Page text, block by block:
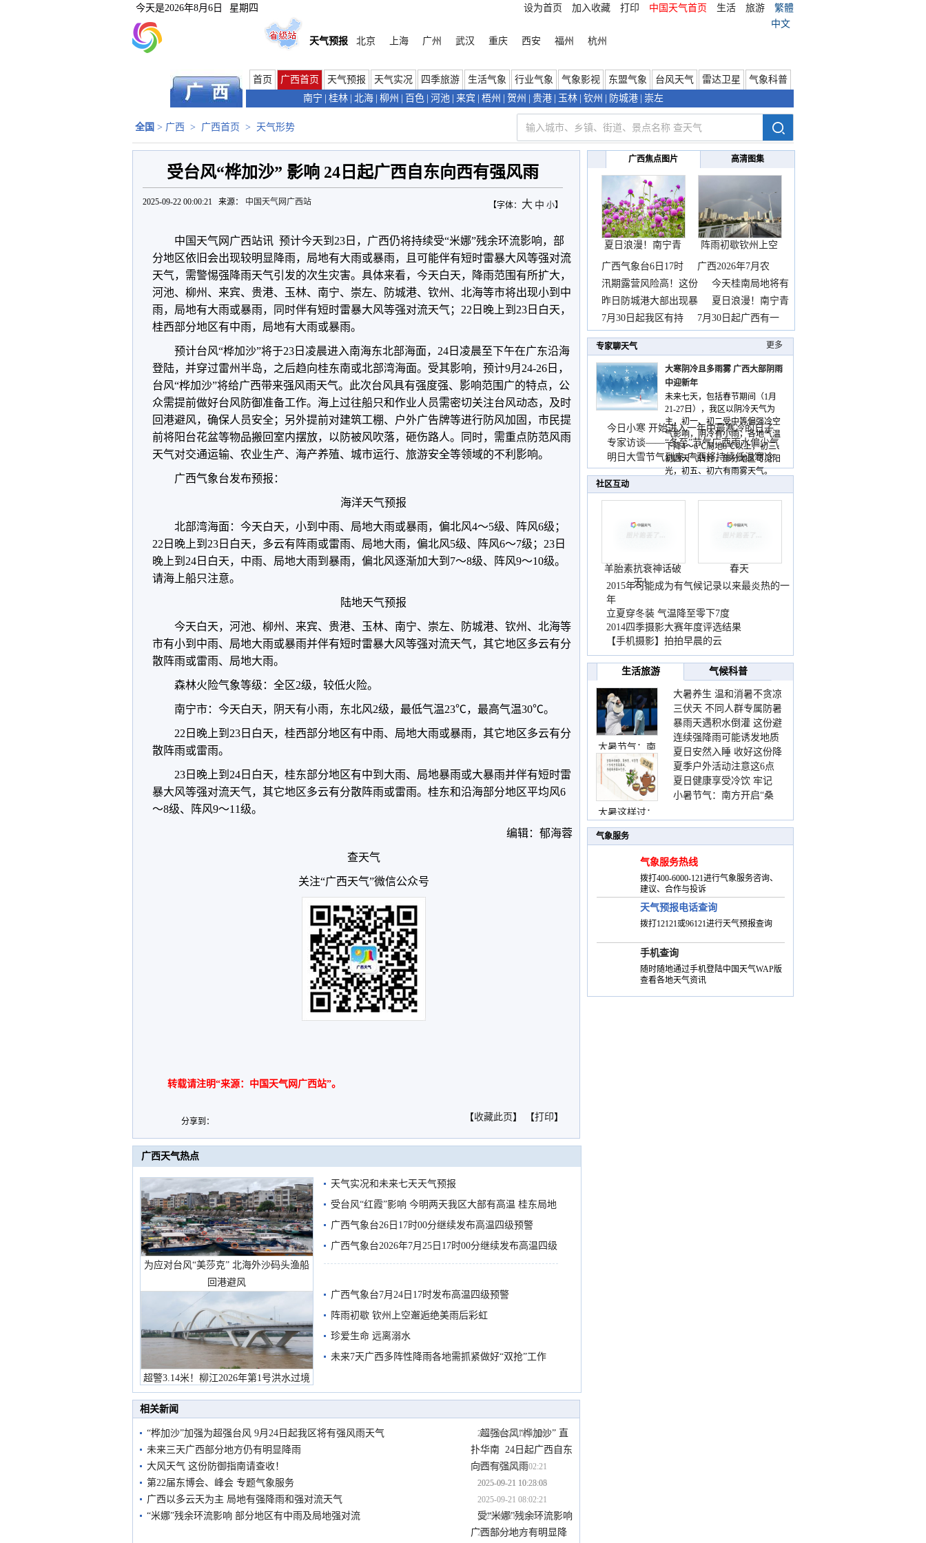
今天是2026年8月6日 星期四 设为首页 加入收藏 打印 中国天气首页 生活 旅游
繁體
中文
天气预报
北京 上海 广州 武汉 重庆 西安 福州 杭州
首页 广西首页 天气预报 天气实况 四季旅游 生活气象 行业气象 气象影视 东盟气象 台风天气 雷达卫星
气象科普
南宁
桂林 北海 柳州 百色 河池 来宾 梧州 贺州 贵港 玉林 钦州 防城港 崇左
全国 > 广西 > 广西首页 > 天气形势
受台风“桦加沙” 影响 24日起广西自东向西有强风雨
【字体： 大 中 小】
2025-09-22 00:00:21 来源： 中国天气网广西站
中国天气网广西站讯 预计今天到23日，广西仍将持续受“米娜”残余环流影响，部
分地区依旧会出现较明显降雨，局地有大雨或暴雨，且可能伴有短时雷暴大风等强对流
天气，需警惕强降雨天气引发的次生灾害。具体来看，今天白天，降雨范围有所扩大，
河池、柳州、来宾、贵港、玉林、南宁、崇左、防城港、钦州、北海等市将出现小到中
雨，局地有大雨或暴雨，同时伴有短时雷暴大风等强对流天气；22日晚上到23日白天，
桂西部分地区有中雨，局地有大雨或暴雨。
预计台风“桦加沙”将于23日凌晨进入南海东北部海面，24日凌晨至下午在广东沿海
登陆，并穿过雷州半岛，之后趋向桂东南或北部湾海面。受其影响，预计9月24-26日，
台风“桦加沙”将给广西带来强风雨天气。此次台风具有强度强、影响范围广的特点，公
众需提前做好台风防御准备工作。海上过往船只和作业人员需密切关注台风动态，及时
回港避风，确保人员安全；另外提前对建筑工棚、户外广告牌等进行防风加固，市民提
前将阳台花盆等物品搬回室内摆放，以防被风吹落，砸伤路人。同时，需重点防范风雨
天气对交通运输、农业生产、海产养殖、城市运行、旅游安全等领域的不利影响。
广西气象台发布预报：
海洋天气预报
北部湾海面：今天白天，小到中雨、局地大雨或暴雨，偏北风4～5级、阵风6级；
22日晚上到23日白天，多云有阵雨或雷雨、局地大雨，偏北风5级、阵风6～7级；23日
晚上到24日白天，中雨、局地大雨到暴雨，偏北风逐渐加大到7～8级、阵风9～10级。
请海上船只注意。
陆地天气预报
今天白天，河池、柳州、来宾、贵港、玉林、南宁、崇左、防城港、钦州、北海等
市有小到中雨、局地大雨或暴雨并伴有短时雷暴大风等强对流天气，其它地区多云有分
散阵雨或雷雨、局地大雨。
森林火险气象等级：全区2级，较低火险。
南宁市：今天白天，阴天有小雨，东北风2级，最低气温23℃，最高气温30℃。
22日晚上到23日白天，桂西部分地区有中雨、局地大雨或暴雨，其它地区多云有分
散阵雨或雷雨。
23日晚上到24日白天，桂东部分地区有中到大雨、局地暴雨或大暴雨并伴有短时雷
暴大风等强对流天气，其它地区多云有分散阵雨或雷雨。桂东和沿海部分地区平均风6
～8级、阵风9～11级。
编辑：郁海蓉
查天气
关注“广西天气”微信公众号
转载请注明“来源：中国天气网广西站”。
分享到： 【收藏此页 】 【打印】
广西天气热点
为应对台风“美莎克” 北海外沙码头渔船
回港避风
超警3.14米！柳江2026年第1号洪水过境
市民在堤岸见证汛况
天气实况和未来七天天气预报
受台风“红霞”影响 今明两天我区大部有高温 桂东局地
有较强降雨
广西气象台26日17时00分继续发布高温四级预警
广西气象台2026年7月25日17时00分继续发布高温四级
预警
广西气象台7月24日17时发布高温四级预警
阵雨初歇 钦州上空邂逅绝美雨后彩虹
珍爱生命 远离溺水
未来7天广西多阵性降雨各地需抓紧做好“双抢”工作
相关新闻
超强台风“桦加沙” 直
扑华南 24日起广西自东
向西有强风雨
2025-09-21 19:02:21
“桦加沙”加强为超强台风 9月24日起我区将有强风雨天气 2025-09-21 12:21:09
未来三天广西部分地方仍有明显降雨
2025-09-21 11:02:21
大风天气 这份防御指南请查收！
2025-09-21 10:28:05
第22届东博会、峰会 专题气象服务 2025-09-21 10:23:08
广西以多云天为主 局地有强降雨和强对流天气 2025-09-21 08:02:21
受“米娜”残余环流影响
广西部分地方有明显降
2025-09-21 00:10:11
“米娜”残余环流影响 部分地区有中雨及局地强对流
2025-09-20 19:10:11
广西焦点图片 高清图集
夏日浪漫！南宁青
秀山
阵雨初歇钦州上空
邂逅
广西气象台6日17时
广西2026年7月农
汛期露营风险高！这份
今天桂南局地将有
暴雨
昨日防城港大部出现暴
夏日浪漫！南宁青
秀山
7月30日起我区有持 7月30日起广西有一
专家聊天气 更多
大寒阴冷且多雨雾 广西大部阴雨
中迎新年
未来七天，包括春节期间（1月
21-27日），我区以阴冷天气为
主，初一、初二受中等偏强冷空
气影响，阴冷有小雨，各地气温
下降4～6℃局地8℃以上，初三、
初四天气转好，部分地区可见阳
光，初五、初六有雨雾天气。
今日小寒 开始进入一年中最寒冷的日子
专家访谈——“冬至”节气广西雨水偏少气
温低
明日大雪节气到来 广西将持续低温寒冷
天气
社区互动
羊胎素抗衰神话破
灭！
春天
2015年可能成为有气候记录以来最炎热的一
年
立夏穿冬装 气温降至零下7度
2014四季摄影大赛年度评选结果
【手机摄影】拍拍早晨的云
生活旅游 气候科普
大暑节气：南
大暑这样过：
大暑养生 温和消暑不贪凉
三伏天 不同人群专属防暑
要点请收好
暴雨天遇积水倒灌 这份避
险提示请收好
连续强降雨可能诱发地质
灾害 这些前兆要知道
夏日安然入睡 收好这份降
温小贴士
夏季户外活动注意这6点
防暑健身两不误
夏日健康享受冷饮 牢记
“两注意一控制”
小暑节气：南方开启“桑
季
气象服务
气象服务热线
拨打400-6000-121进行气象服务咨询、
建议、合作与投诉
天气预报电话查询
拨打12121或96121进行天气预报查询
手机查询
随时随地通过手机登陆中国天气WAP版
查看各地天气资讯